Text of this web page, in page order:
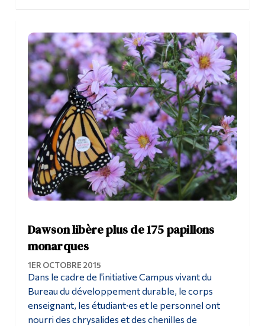
Dawson libère plus de 175 papillons
monarques
1ER OCTOBRE 2015
Dans le cadre de l'initiative Campus vivant du
Bureau du développement durable, le corps
enseignant, les étudiant·es et le personnel ont
nourri des chrysalides et des chenilles de